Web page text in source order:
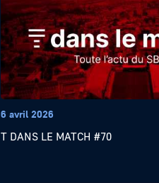
6 avril 2026
T DANS LE MATCH #70